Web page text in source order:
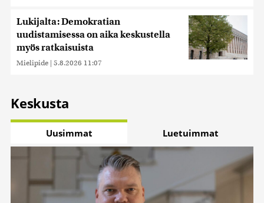
Lukijalta: Demokratian
uudistamisessa on aika keskustella
myös ratkaisuista
Mielipide | 5.8.2026 11:07
Keskusta
Uusimmat Luetuimmat